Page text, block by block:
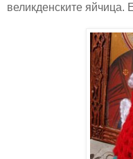
великденските яйчица.